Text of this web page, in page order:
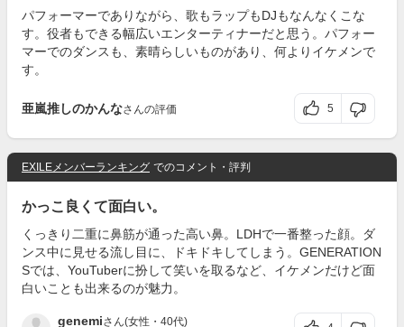
パフォーマーでありながら、歌もラップもDJもなんなくこな
す。役者もできる幅広いエンターティナーだと思う。パフォー
マーでのダンスも、素晴らしいものがあり、何よりイケメンで
す。
亜嵐推しのかんなさんの評価 5
EXILEメンバーランキング でのコメント・評判
かっこ良くて面白い。
くっきり二重に鼻筋が通った高い鼻。LDHで一番整った顔。ダ
ンス中に見せる流し目に、ドキドキしてしまう。GENERATION
Sでは、YouTuberに扮して笑いを取るなど、イケメンだけど面
白いことも出来るのが魅力。
genemiさん(女性・40代)